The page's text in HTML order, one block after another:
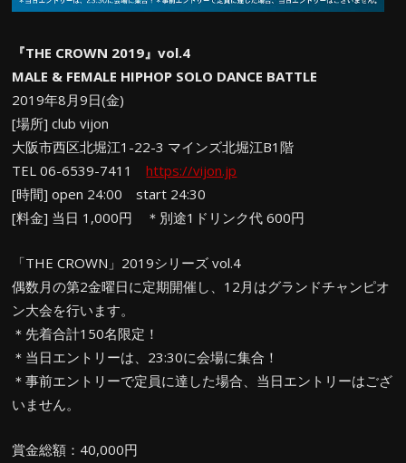
『THE CROWN 2019』vol.4
MALE & FEMALE HIPHOP SOLO DANCE BATTLE
2019年8月9日(金)
[場所] club vijon
大阪市西区北堀江1-22-3 マインズ北堀江B1階
TEL 06-6539-7411https://vijon.jp
[時間] open 24:00 start 24:30
[料金] 当日 1,000円 ＊別途1ドリンク代 600円
「THE CROWN」2019シリーズ vol.4
偶数月の第2金曜日に定期開催し、12月はグランドチャンピオ
ン大会を行います。
＊先着合計150名限定！
＊当日エントリーは、23:30に会場に集合！
＊事前エントリーで定員に達した場合、当日エントリーはござ
いません。
賞金総額：40,000円